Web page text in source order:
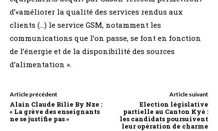
d’«améliorer la qualité des services rendus aux
clients (…) le service GSM, notamment les
communications que l’on passe, se font en fonction
de l’énergie et de la disponibilité des sources
d’alimentation ».
Article précédent
Alain Claude Bilie By Nze :
« La grève des enseignants
ne se justifie pas »
Article suivant
Election législative
partielle au Canton Kyè :
les candidats poursuivent
leur opération de charme